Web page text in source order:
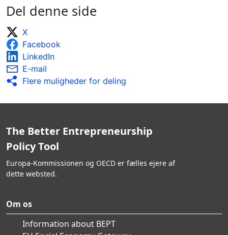
Efterfølgende evaluering foretages med henblik
rapporteres bredt.
Overvågning og evaluering af resultater
rapporteres bredt og bruges til at forbedre
oplysningskampagner.
Del denne side
X
Facebook
LinkedIn
E-mail
Flere muligheder for deling
The Better Entrepreneurship
Policy Tool
Europa-Kommissionen og OECD er fælles ejere af
dette websted.
Om os
Information about BEPT